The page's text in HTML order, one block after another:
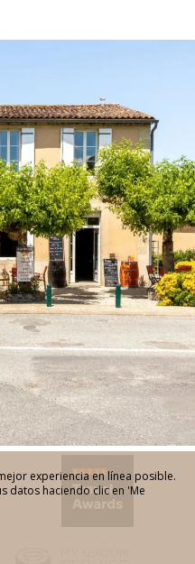
experiencia en línea posible.
datos haciendo clic en 'Me